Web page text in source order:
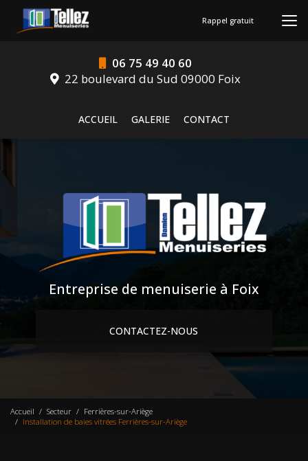
contenu
06 75 49 40 60
22 boulevard du Sud 09000 Foix
ACCUEIL
GALERIE CONTACT
Rappel gratuit
Entreprise de menuiserie à Foix
CONTACTEZ-NOUS
Accueil Secteur
Ferrières-sur-Ariège
Installation de baies vitrées Ferrières-sur-Ariège